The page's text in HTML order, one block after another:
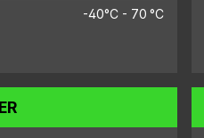
-40°C - 70 °C